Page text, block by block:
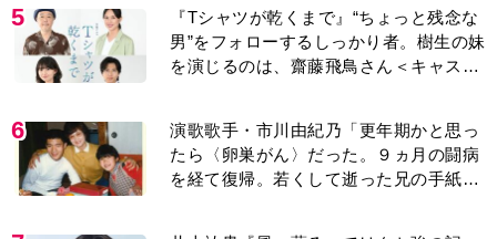
を演じるのは、齋藤飛鳥さん＜キャスト
紹介＞
演歌歌手・市川由紀乃「更年期かと思っ
を経て復帰。若くして逝った兄の手紙を
今も支えに」【2026上半期BEST】
7
井上祐貴『風、薫る』ではクセ強の記